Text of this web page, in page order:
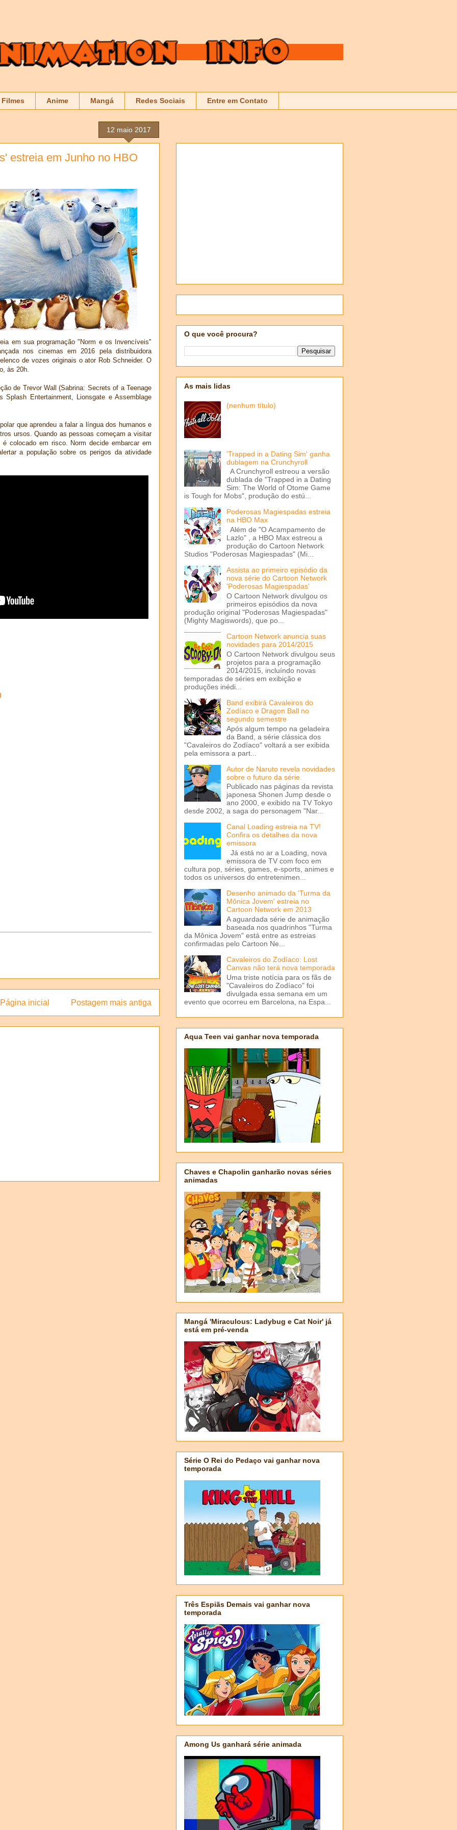
Filmes Anime Mangá Redes Sociais Entre em Contato
12 maio 2017
estreia em Junho no HBO
em sua programação "Norm e os Invencíveis"
nos cinemas em 2016 pela distribuidora
de vozes originais o ator Rob Schneider. O
às 20h.
de Trevor Wall (Sabrina: Secrets of a Teenage
Splash Entertainment, Lionsgate e Assemblage
que aprendeu a falar a língua dos humanos e
ursos. Quando as pessoas começam a visitar
colocado em risco. Norm decide embarcar em
a população sobre os perigos da atividade
Postagem mais antiga
Página inicial
O que você procura?
As mais lidas
(nenhum título)
'Trapped in a Dating Sim' ganha
dublagem na Crunchyroll
A Crunchyroll estreou a versão
dublada de "Trapped in a Dating
Sim: The World of Otome Game
is Tough for Mobs", produção do estú...
Poderosas Magiespadas estreia
na HBO Max
Além de "O Acampamento de
Lazlo" , a HBO Max estreou a
produção do Cartoon Network
Studios "Poderosas Magiespadas" (Mi...
Assista ao primeiro episódio da
nova série do Cartoon Network
'Poderosas Magiespadas'
O Cartoon Network divulgou os
primeiros episódios da nova
produção original "Poderosas Magiespadas"
(Mighty Magiswords), que po...
Cartoon Network anuncia suas
novidades para 2014/2015
O Cartoon Network divulgou seus
projetos para a programação
2014/2015, incluíndo novas
temporadas de séries em exibição e
produções inédi...
Band exibirá Cavaleiros do
Zodíaco e Dragon Ball no
segundo semestre
Após algum tempo na geladeira
da Band, a série clássica dos
"Cavaleiros do Zodíaco" voltará a ser exibida
pela emissora a part...
Autor de Naruto revela novidades
sobre o futuro da série
Publicado nas páginas da revista
japonesa Shonen Jump desde o
ano 2000, e exibido na TV Tokyo
desde 2002, a saga do personagem "Nar...
Canal Loading estreia na TV!
Confira os detalhes da nova
emissora
Já está no ar a Loading, nova
emissora de TV com foco em
cultura pop, séries, games, e-sports, animes e
todos os universos do entretenimen...
Desenho animado da 'Turma da
Mônica Jovem' estreia no
Cartoon Network em 2013
A aguardada série de animação
baseada nos quadrinhos "Turma
da Mônica Jovem" está entre as estreias
confirmadas pelo Cartoon Ne...
Cavaleiros do Zodíaco: Lost
Canvas não terá nova temporada
Uma triste notícia para os fãs de
"Cavaleiros do Zodíaco" foi
divulgada essa semana em um
evento que ocorreu em Barcelona, na Espa...
Aqua Teen vai ganhar nova temporada
Chaves e Chapolin ganharão novas séries
animadas
Mangá 'Miraculous: Ladybug e Cat Noir' já
está em pré-venda
Série O Rei do Pedaço vai ganhar nova
temporada
Três Espiãs Demais vai ganhar nova
temporada
Among Us ganhará série animada